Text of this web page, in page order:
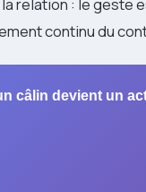
relation : le geste
continu du
câlin devient un